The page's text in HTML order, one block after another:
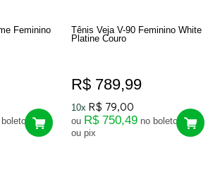
Feminino
Tênis Veja V-90 Feminino White
Platine Couro
R$ 789,99
10x R$ 79,00
ou R$ 750,49 no boleto
ou pix